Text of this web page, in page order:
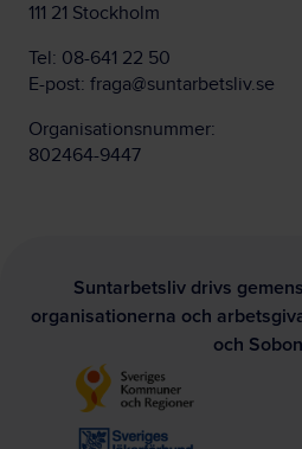
111 21 Stockholm
Tel: 08-641 22 50
E-post: fraga@suntarbetsliv.se
Organisationsnummer:
802464-9447
Suntarbetsliv drivs
organisationerna och
och